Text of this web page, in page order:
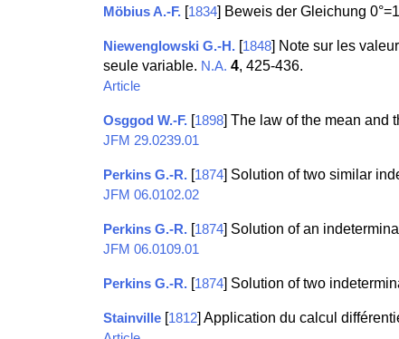
Möbius A.-F. [1834] Beweis der Gleichung
Niewenglowski G.-H. [1848] Note sur les
seule variable. N.A. 4, 425-436.
Article
Osggod W.-F. [1898] The law of the mean and
JFM 29.0239.01
Perkins G.-R. [1874] Solution of two similar
JFM 06.0102.02
Perkins G.-R. [1874] Solution of an
JFM 06.0109.01
Perkins G.-R. [1874] Solution of two
Stainville [1812] Application du calcul